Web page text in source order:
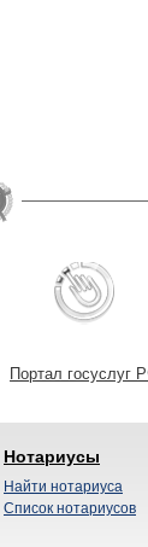
Портал госуслуг
Нотариусы
Найти нотариуса
Список нотариусов